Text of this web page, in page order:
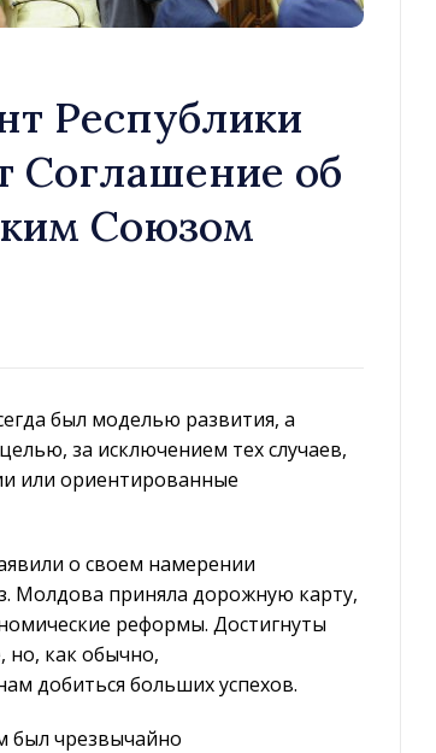
Республики
Соглашение об
Союзом
был моделью развития, а
за исключением тех случаев,
или ориентированные
о своем намерении
Молдова приняла дорожную карту,
реформы. Достигнуты
но, как обычно,
добиться больших успехов.
был чрезвычайно